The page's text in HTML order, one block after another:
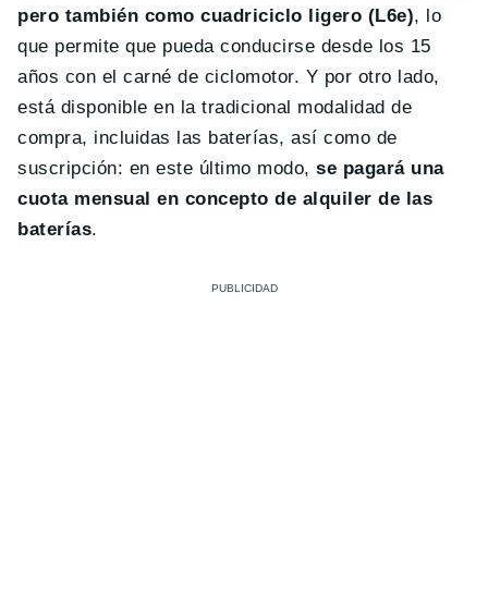
pero también como cuadriciclo ligero (L6e), lo
que permite que pueda conducirse desde los 15
años con el carné de ciclomotor. Y por otro lado,
está disponible en la tradicional modalidad de
compra, incluidas las baterías, así como de
suscripción: en este último modo,se pagará una
cuota mensual en concepto de alquiler de las
baterías.